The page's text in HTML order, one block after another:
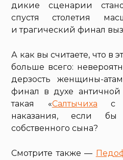
дикие сценарии
спустя столетия
и трагический финал
А как вы считаете, что в
больше всего:
дерзость женщины-
финал в духе
такая «Салтычиха с
наказания, если бы
собственного сына?
Смотрите также —